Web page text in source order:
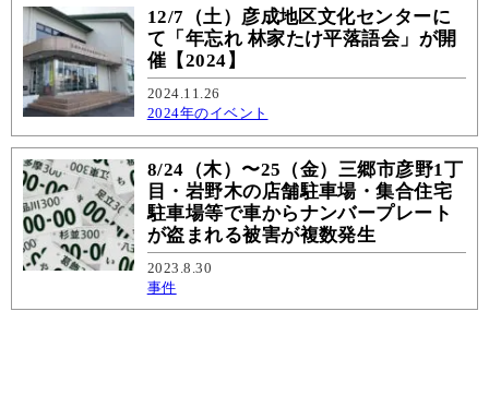
12/7（土）彦成地区文化センターに
て「年忘れ 林家たけ平落語会」が開
催【2024】
2024.11.26
2024年のイベント
8/24（木）〜25（金）三郷市彦野1丁
目・岩野木の店舗駐車場・集合住宅
駐車場等で車からナンバープレート
が盗まれる被害が複数発生
2023.8.30
事件